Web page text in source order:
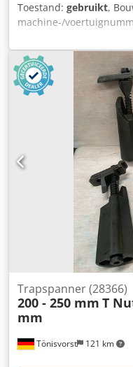
Toestand: gebruikt,
machine-/
kettingtakel kraan
beschikbaar!!! 250KG /
hefvermogen –
draagvermogen /
Met 2 hijssnelheden,
bedieningspendel en
aansluiting op 380V
functioneel. Geen
Codpovzkylefx Ab Uoha
gebruik. Komt uit
75053 Gondelsheim Zie
Tönisvorst 121 km
Trapspanner (28366)
200 - 250 mm T
mm